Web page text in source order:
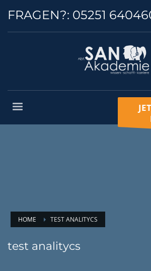
FRAGEN?: 05251
HOME TEST ANALITYCS
test analitycs